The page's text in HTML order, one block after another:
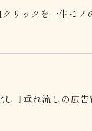
リックを一生モ
『垂れ流しの広